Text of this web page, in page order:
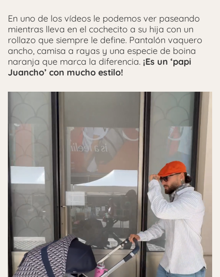
En uno de los vídeos le podemos ver paseando
mientras lleva en el cochecito a su hija con un
rollazo que siempre le define. Pantalón vaquero
ancho, camisa a rayas y una especie de boina
naranja que marca la diferencia. ¡Es un ‘papi
Juancho’ con mucho estilo!